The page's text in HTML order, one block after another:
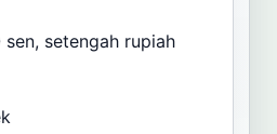
sen, setengah rupiah